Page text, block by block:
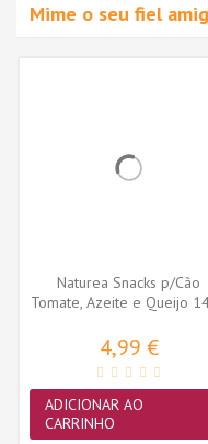
Mime o seu fiel
Naturea Snacks p/Cão
Tomate, Azeite e Queijo
4,99 €
ADICIONAR AO
CARRINHO